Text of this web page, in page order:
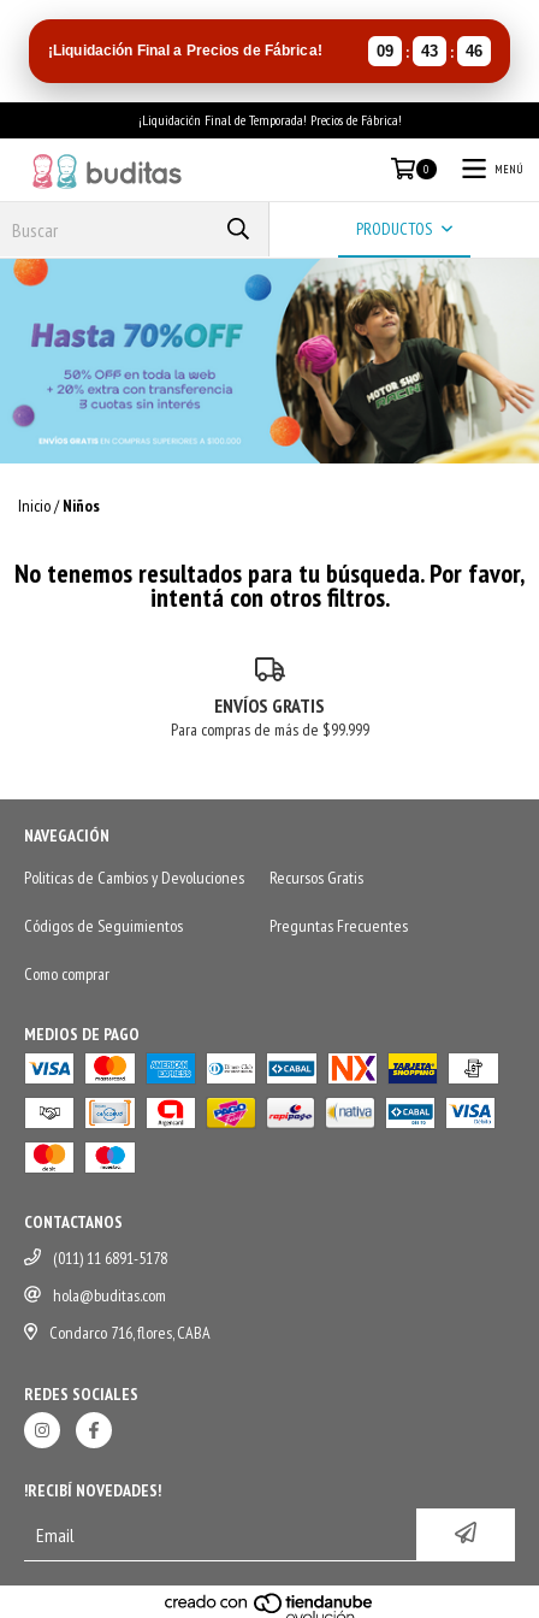
¡Liquidación Final a Precios de Fábrica! 09 : 43 : 46
¡Liquidación Final de Temporada! Precios de Fábrica!
0 MENÚ
PRODUCTOS
Inicio/ Niños
No tenemos resultados para tu búsqueda. Por favor,
intentá con otros filtros.
ENVÍOS GRATIS
Para compras de más de $99.999
NAVEGACIÓN
Politicas de Cambios y Devoluciones
Recursos Gratis
Códigos de Seguimientos Preguntas Frecuentes
Como comprar
MEDIOS DE PAGO
CONTACTANOS
(011) 11 6891-5178
hola@buditas.com
Condarco 716, flores, CABA
REDES SOCIALES
!RECIBÍ NOVEDADES!